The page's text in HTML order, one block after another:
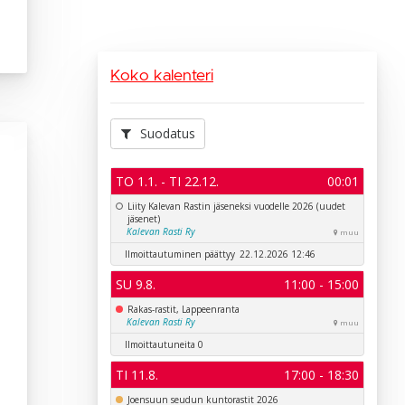
Koko kalenteri